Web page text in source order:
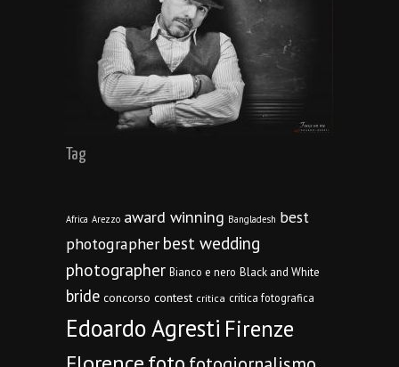
Tag
Africa Arezzo award winning Bangladesh best
photographer best wedding
photographer Bianco e nero Black and White
bride concorso contest critica critica fotografica
Edoardo Agresti Firenze